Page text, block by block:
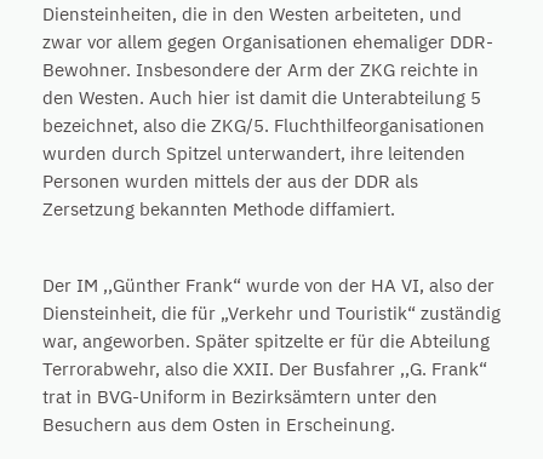
Diensteinheiten, die in den Westen arbeiteten, und
zwar vor allem gegen Organisationen ehemaliger DDR-
Bewohner. Insbesondere der Arm der ZKG reichte in
den Westen. Auch hier ist damit die Unterabteilung 5
bezeichnet, also die ZKG/5. Fluchthilfeorganisationen
wurden durch Spitzel unterwandert, ihre leitenden
Personen wurden mittels der aus der DDR als
Zersetzung bekannten Methode diffamiert.
Der IM ,,Günther Frank“ wurde von der HA VI, also der
Diensteinheit, die für „Verkehr und Touristik“ zuständig
war, angeworben. Später spitzelte er für die Abteilung
Terrorabwehr, also die XXII. Der Busfahrer ,,G. Frank“
trat in BVG-Uniform in Bezirksämtern unter den
Besuchern aus dem Osten in Erscheinung.